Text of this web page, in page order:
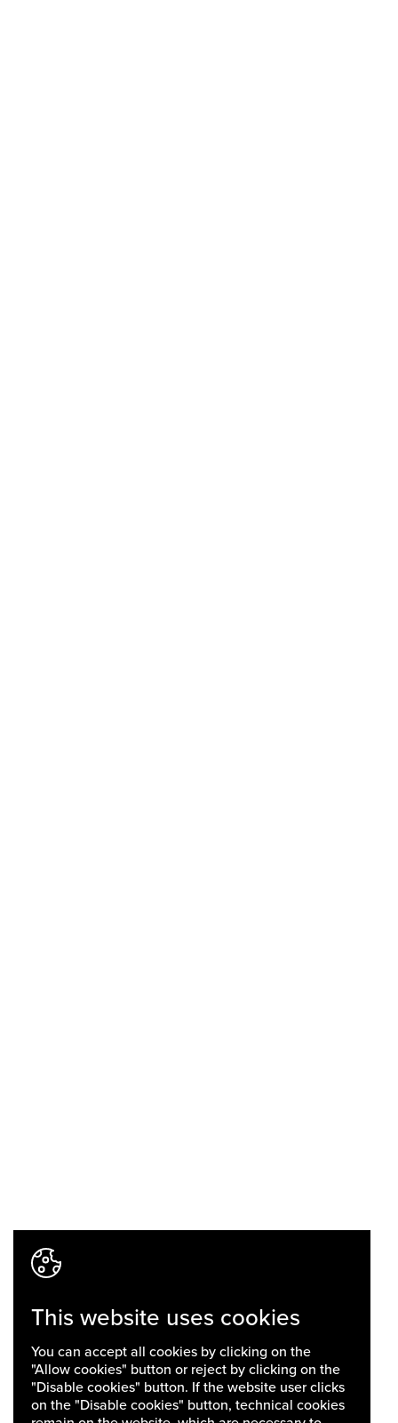
This website uses cookies
You can accept all cookies by clicking on the
"Allow cookies" button or reject by clicking on the
"Disable cookies" button. If the website user clicks
on the "Disable cookies" button, technical cookies